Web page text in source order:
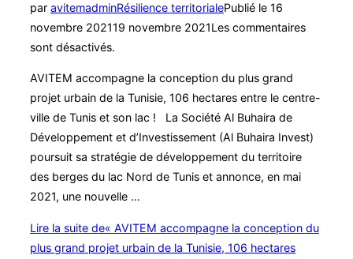
par avitemadminRésilience territorialePublié le 16
novembre 202119 novembre 2021Les commentaires
sont désactivés.
AVITEM accompagne la conception du plus grand
projet urbain de la Tunisie, 106 hectares entre le centre-
ville de Tunis et son lac ! La Société Al Buhaira de
Développement et d’Investissement (Al Buhaira Invest)
poursuit sa stratégie de développement du territoire
des berges du lac Nord de Tunis et annonce, en mai
2021, une nouvelle …
Lire la suite de« AVITEM accompagne la conception du
plus grand projet urbain de la Tunisie, 106 hectares